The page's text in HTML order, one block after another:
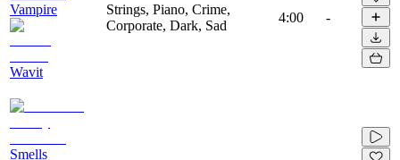
Vampire
Wavit
Strings, Piano, Crime,
Corporate, Dark, Sad
4:00 -
Smells